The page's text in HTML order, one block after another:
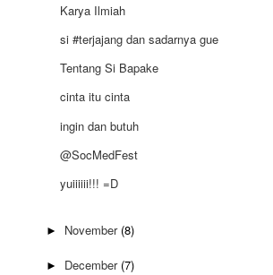
Karya Ilmiah
si #terjajang dan sadarnya gue
Tentang Si Bapake
cinta itu cinta
ingin dan butuh
@SocMedFest
yuiiiiii!!! =D
► November (8)
► December (7)